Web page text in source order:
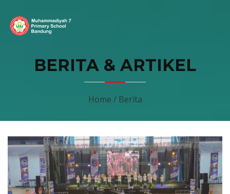
BERITA & ARTIKEL
Home / Berita